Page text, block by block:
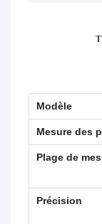
Modèle
Mesure des
Plage de
Précision